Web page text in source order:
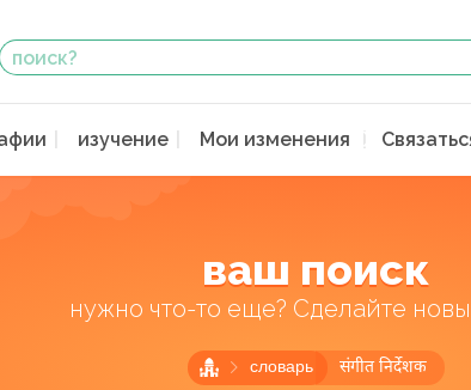
изучение Мои изменения
ваш поиск
нужно что-то еще? Сделайте
словарь संगीत निर्देशक